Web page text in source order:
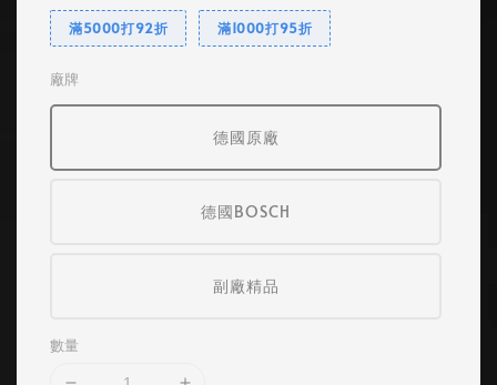
滿5000打92折 滿1000打95折
廠牌
德國原廠
德國BOSCH
副廠精品
數量